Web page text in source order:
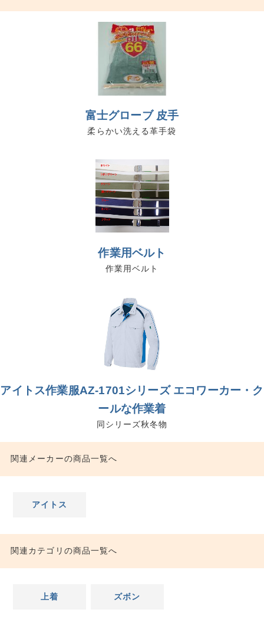
富士グローブ 皮手
柔らかい洗える革手袋
作業用ベルト
作業用ベルト
アイトス作業服AZ-1701シリーズ エコワーカー・ク
ールな作業着
同シリーズ秋冬物
関連メーカーの商品一覧へ
アイトス
関連カテゴリの商品一覧へ
上着 ズボン